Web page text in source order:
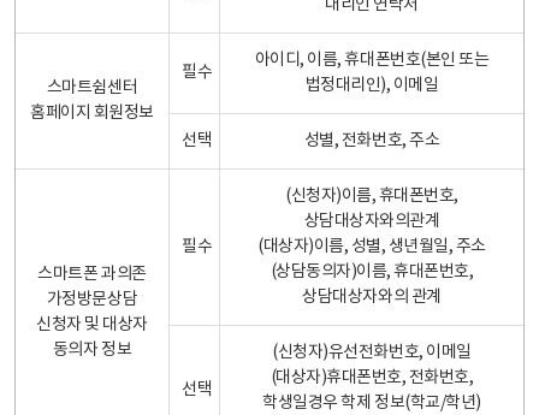
대리인 연락처
스마트쉼센터
홈페이지 회원정보
필수
아이디, 이름, 휴대폰번호(본인 또는
법정대리인), 이메일
선택 성별, 전화번호, 주소
스마트폰 과의존
가정방문상담
신청자 및 대상자
동의자 정보
필수
(신청자)이름, 휴대폰번호,
상담대상자와의관계
(대상자)이름, 성별, 생년월일, 주소
(상담동의자)이름, 휴대폰번호,
상담대상자와의 관계
선택
(신청자)유선전화번호, 이메일
(대상자)휴대폰번호, 전화번호,
학생일경우 학제 정보(학교/학년)